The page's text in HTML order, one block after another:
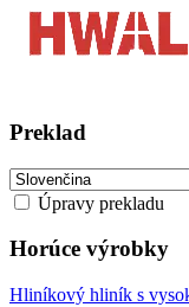
Preklad
Úpravy prekladu
Horúce výrobky
Hliníkový hliník s